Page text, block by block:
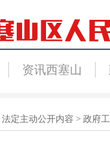
资讯西塞山
法定主动公开内容 > 政府